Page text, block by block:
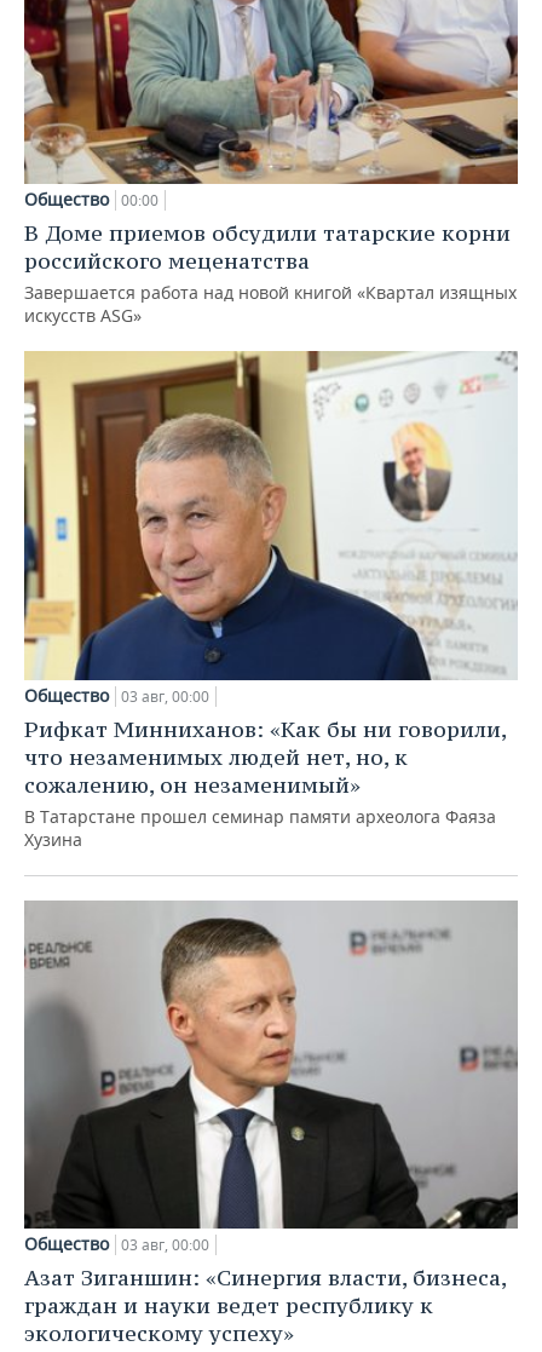
Общество 00:00
В Доме приемов обсудили татарские корни
российского меценатства
Завершается работа над новой книгой «Квартал изящных
искусств ASG»
Общество 03 авг, 00:00
Рифкат Минниханов: «Как бы ни говорили,
что незаменимых людей нет, но, к
сожалению, он незаменимый»
В Татарстане прошел семинар памяти археолога Фаяза
Хузина
Общество 03 авг, 00:00
Азат Зиганшин: «Синергия власти, бизнеса,
граждан и науки ведет республику к
экологическому успеху»